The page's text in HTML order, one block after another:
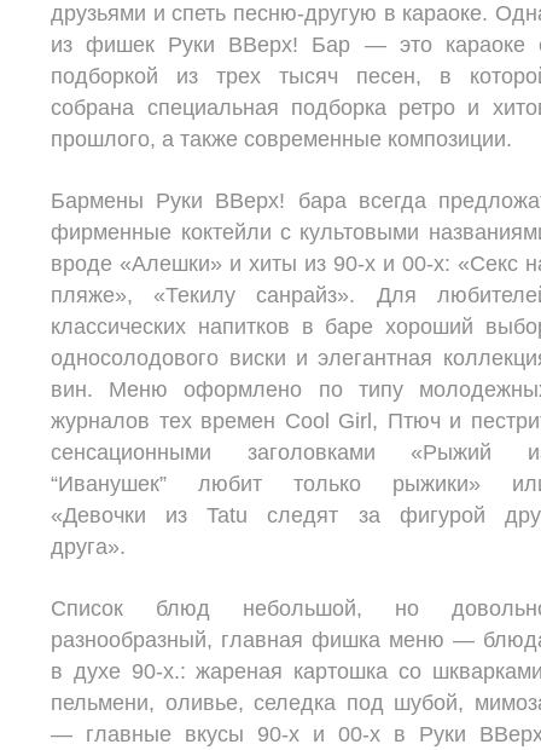
друзьями и спеть песню-другую в караоке.
из фишек Руки ВВерх! Бар — это караоке
подборкой из трех тысяч песен, в
собрана специальная подборка ретро и
прошлого, а также современные композиции.
Бармены Руки ВВерх! бара всегда
фирменные коктейли с культовыми
вроде «Алешки» и хиты из 90-х и 00-х: «Секс
пляже», «Текилу санрайз». Для
классических напитков в баре хороший
односолодового виски и элегантная
вин. Меню оформлено по типу
журналов тех времен Cool Girl, Птюч и
сенсационными заголовками «Рыжий
“Иванушек” любит только рыжики»
«Девочки из Tatu следят за фигурой
друга».
Список блюд небольшой, но
разнообразный, главная фишка меню —
в духе 90-х.: жареная картошка со
пельмени, оливье, селедка под шубой,
— главные вкусы 90-х и 00-х в Руки